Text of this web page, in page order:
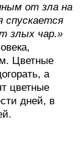
от зла на
спускается
злых чар.»
Цветные
а
цветные
дней, в